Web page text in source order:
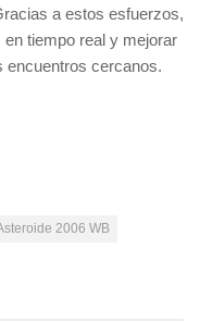
a estos esfuerzos,
tiempo real y mejorar
encuentros cercanos.
2006 WB